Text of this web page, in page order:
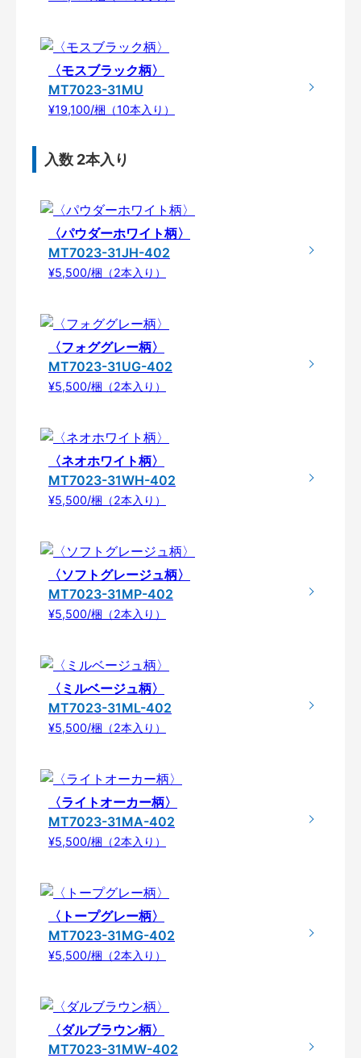
〈モスブラック柄〉
MT7023-31MU
¥19,100/梱（10本入り）
入数 2本入り
〈パウダーホワイト柄〉
MT7023-31JH-402
¥5,500/梱（2本入り）
〈フォググレー柄〉
MT7023-31UG-402
¥5,500/梱（2本入り）
〈ネオホワイト柄〉
MT7023-31WH-402
¥5,500/梱（2本入り）
〈ソフトグレージュ柄〉
MT7023-31MP-402
¥5,500/梱（2本入り）
〈ミルベージュ柄〉
MT7023-31ML-402
¥5,500/梱（2本入り）
〈ライトオーカー柄〉
MT7023-31MA-402
¥5,500/梱（2本入り）
〈トープグレー柄〉
MT7023-31MG-402
¥5,500/梱（2本入り）
〈ダルブラウン柄〉
MT7023-31MW-402